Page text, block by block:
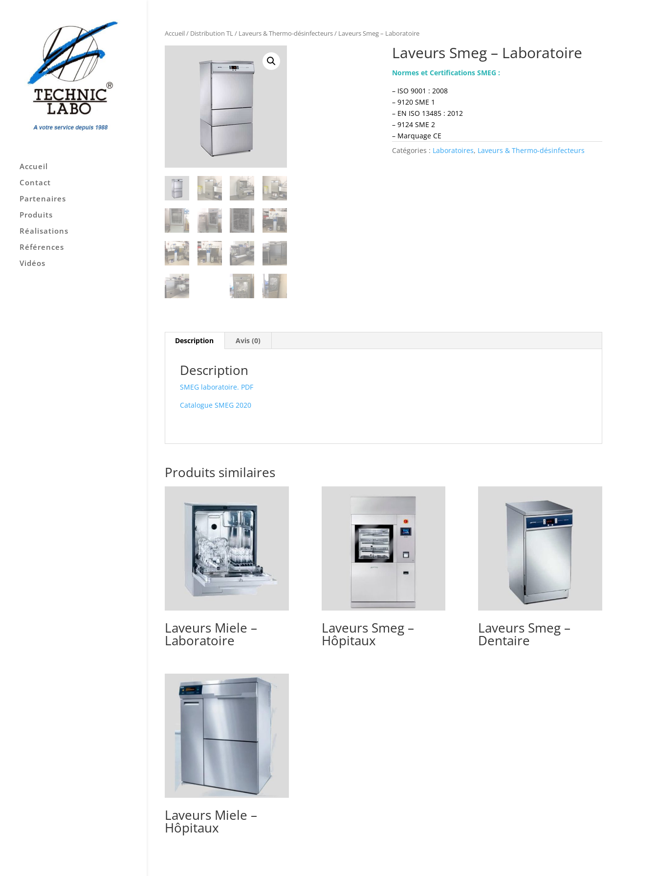
Accueil
Contact
Partenaires
Produits
Réalisations
Références
Vidéos
Accueil/ Distribution TL/ Laveurs & Thermo-désinfecteurs/ Laveurs Smeg – Laboratoire
Laveurs Smeg – Laboratoire
Normes et Certifications SMEG :
– ISO 9001 : 2008
– 9120 SME 1
– EN ISO 13485 : 2012
– 9124 SME 2
– Marquage CE
Catégories : Laboratoires, Laveurs & Thermo-désinfecteurs
Description Avis (0)
Description
SMEG laboratoire. PDF
Catalogue SMEG 2020
Produits similaires
Laveurs Miele –
Laboratoire
Laveurs Smeg –
Hôpitaux
Laveurs Smeg –
Dentaire
Laveurs Miele –
Hôpitaux